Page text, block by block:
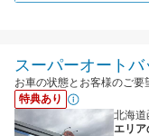
スーパーオート
お車の状態とお客様のご
特典あり
北海道
エリア